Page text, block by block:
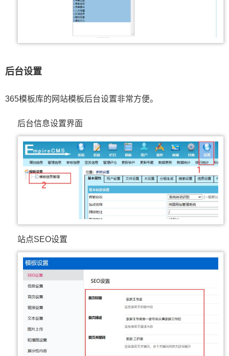
后台设置
365模板库的网站模板后台设置非常方便。
后台信息设置界面
站点SEO设置